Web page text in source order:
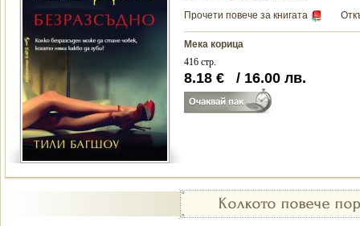
Прочети повече за книгата
Мека корица
416 стр.
8.18 € / 16.00 лв.